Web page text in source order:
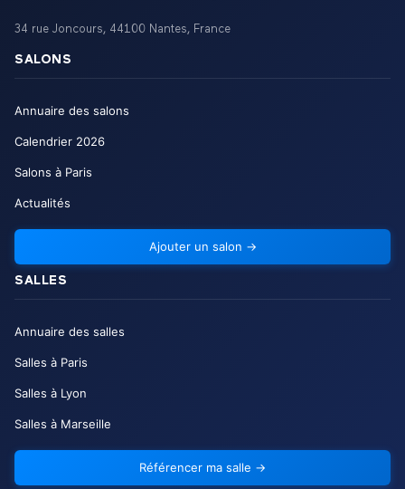
34 rue Joncours, 44100 Nantes, France
SALONS
Annuaire des salons
Calendrier 2026
Salons à Paris
Actualités
Ajouter un salon →
SALLES
Annuaire des salles
Salles à Paris
Salles à Lyon
Salles à Marseille
Référencer ma salle →